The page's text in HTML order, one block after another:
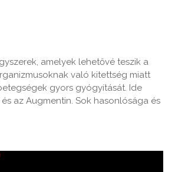
amelyek lehetővé teszik a
való kitettség miatt
gyors gyógyítását. Ide
az Augmentin. Sok hasonlósága és